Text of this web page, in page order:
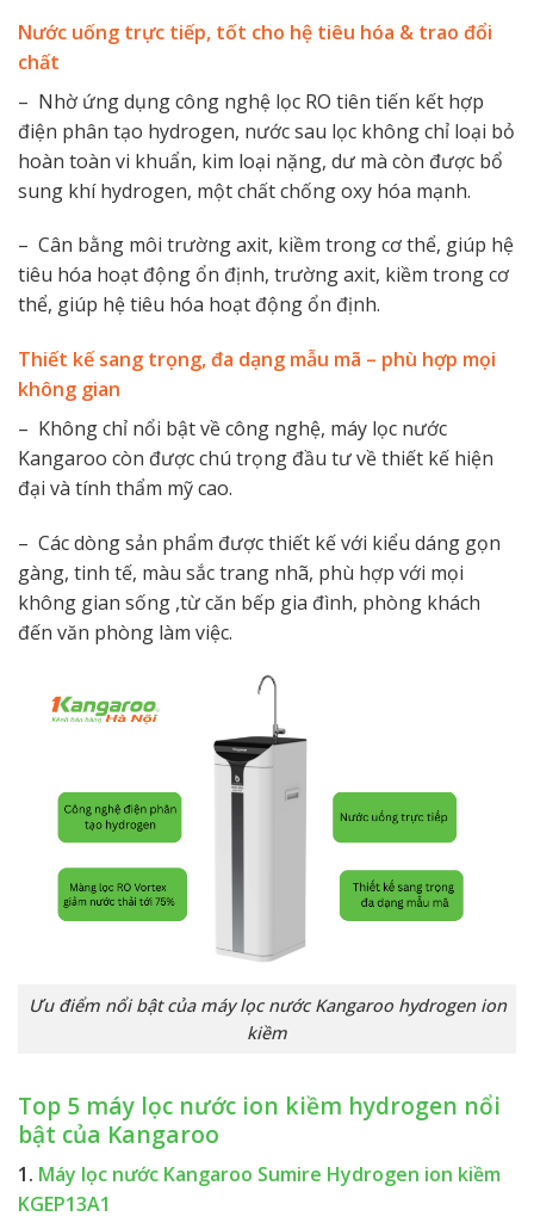
Nước uống trực tiếp, tốt cho hệ tiêu hóa & trao đổi
chất
– Nhờ ứng dụng công nghệ lọc RO tiên tiến kết hợp
điện phân tạo hydrogen, nước sau lọc không chỉ loại bỏ
hoàn toàn vi khuẩn, kim loại nặng, dư mà còn được bổ
sung khí hydrogen, một chất chống oxy hóa mạnh.
– Cân bằng môi trường axit, kiềm trong cơ thể, giúp hệ
tiêu hóa hoạt động ổn định, trường axit, kiềm trong cơ
thể, giúp hệ tiêu hóa hoạt động ổn định.
Thiết kế sang trọng, đa dạng mẫu mã – phù hợp mọi
không gian
– Không chỉ nổi bật về công nghệ, máy lọc nước
Kangaroo còn được chú trọng đầu tư về thiết kế hiện
đại và tính thẩm mỹ cao.
– Các dòng sản phẩm được thiết kế với kiểu dáng gọn
gàng, tinh tế, màu sắc trang nhã, phù hợp với mọi
không gian sống ,từ căn bếp gia đình, phòng khách
đến văn phòng làm việc.
Ưu điểm nổi bật của máy lọc nước Kangaroo hydrogen ion
kiềm
Top 5 máy lọc nước ion kiềm hydrogen nổi
bật của Kangaroo
1. Máy lọc nước Kangaroo Sumire Hydrogen ion kiềm
KGEP13A1